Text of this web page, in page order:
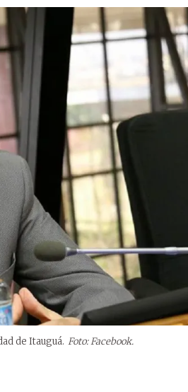
de Itauguá. Foto: Facebook.